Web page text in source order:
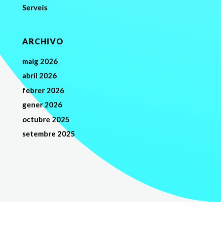
Serveis
ARCHIVO
maig 2026
abril 2026
febrer 2026
gener 2026
octubre 2025
setembre 2025